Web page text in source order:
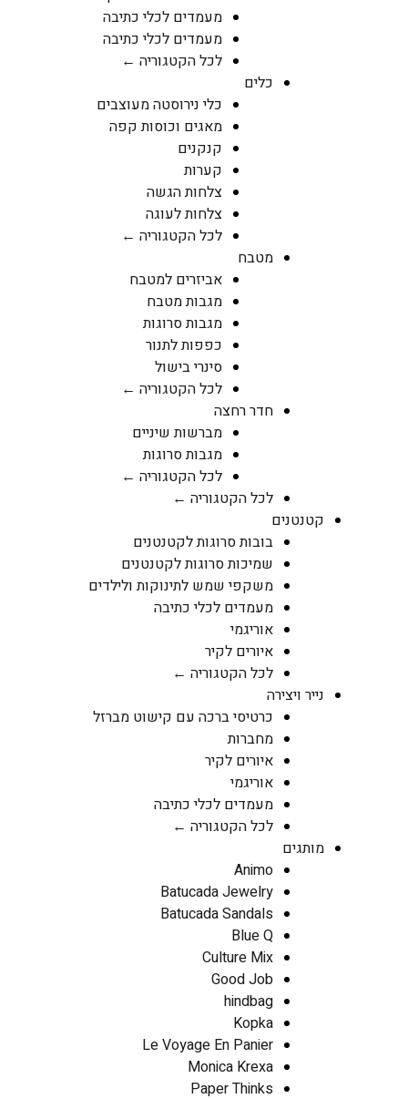
מעמדים לכלי כתיבה
מעמדים לכלי כתיבה
לכל הקטגוריה ←
כלים
כלי נירוסטה מעוצבים
מאגים וכוסות קפה
קנקנים
קערות
צלחות הגשה
צלחות לעוגה
לכל הקטגוריה ←
מטבח
אביזרים למטבח
מגבות מטבח
מגבות סרוגות
כפפות לתנור
סינרי בישול
לכל הקטגוריה ←
חדר רחצה
מברשות שיניים
מגבות סרוגות
לכל הקטגוריה ←
לכל הקטגוריה ←
קטנטנים
בובות סרוגות לקטנטנים
שמיכות סרוגות לקטנטנים
משקפי שמש לתינוקות ולילדים
מעמדים לכלי כתיבה
אוריגמי
איורים לקיר
לכל הקטגוריה ←
נייר ויצירה
כרטיסי ברכה עם קישוט מברזל
מחברות
איורים לקיר
אוריגמי
מעמדים לכלי כתיבה
לכל הקטגוריה ←
מותגים
Animo
Batucada Jewelry
Batucada Sandals
Blue Q
Culture Mix
Good Job
hindbag
Kopka
Le Voyage En Panier
Monica Krexa
Paper Thinks